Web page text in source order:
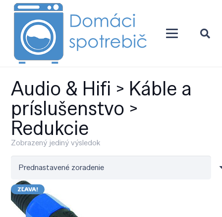
Audio & Hifi > Káble a
príslušenstvo >
Redukcie
Zobrazený jediný výsledok
ZĽAVA!